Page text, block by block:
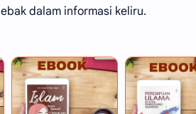
dalam informasi keliru.